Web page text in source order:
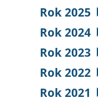
Rok 2025
Rok 2024
Rok 2023
Rok 2022
Rok 2021